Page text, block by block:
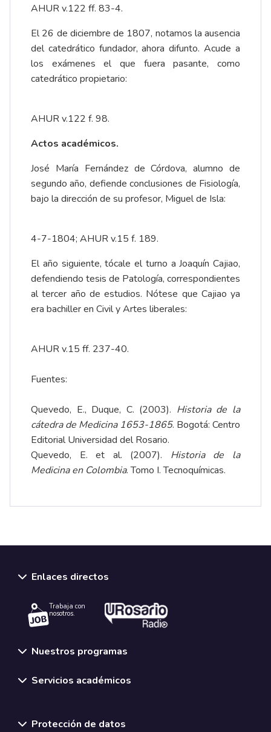
AHUR v.122 ff. 83-4.
El 26 de diciembre de 1807, notamos la ausencia
del catedrático fundador, ahora difunto. Acude a
los exámenes el que fuera pasante, como
catedrático propietario:
AHUR v.122 f. 98.
Actos académicos.
José María Fernández de Córdova, alumno de
segundo año, defiende conclusiones de Fisiología,
bajo la dirección de su profesor, Miguel de Isla:
4-7-1804; AHUR v.15 f. 189.
El año siguiente, tócale el turno a Joaquín Cajiao,
defendiendo tesis de Patología, correspondientes
al tercer año de estudios. Nótese que Cajiao ya
era bachiller en Civil y Artes liberales:
AHUR v.15 ff. 237-40.
Fuentes:
Quevedo, E., Duque, C. (2003). Historia de la
cátedra de Medicina 1653-1865. Bogotá: Centro
Editorial Universidad del Rosario.
Quevedo, E. et al. (2007). Historia de la
Medicina en Colombia. Tomo I. Tecnoquímicas.
Enlaces directos
Trabaja con
nosotros.
Nuestros programas
Servicios académicos
Protección de datos